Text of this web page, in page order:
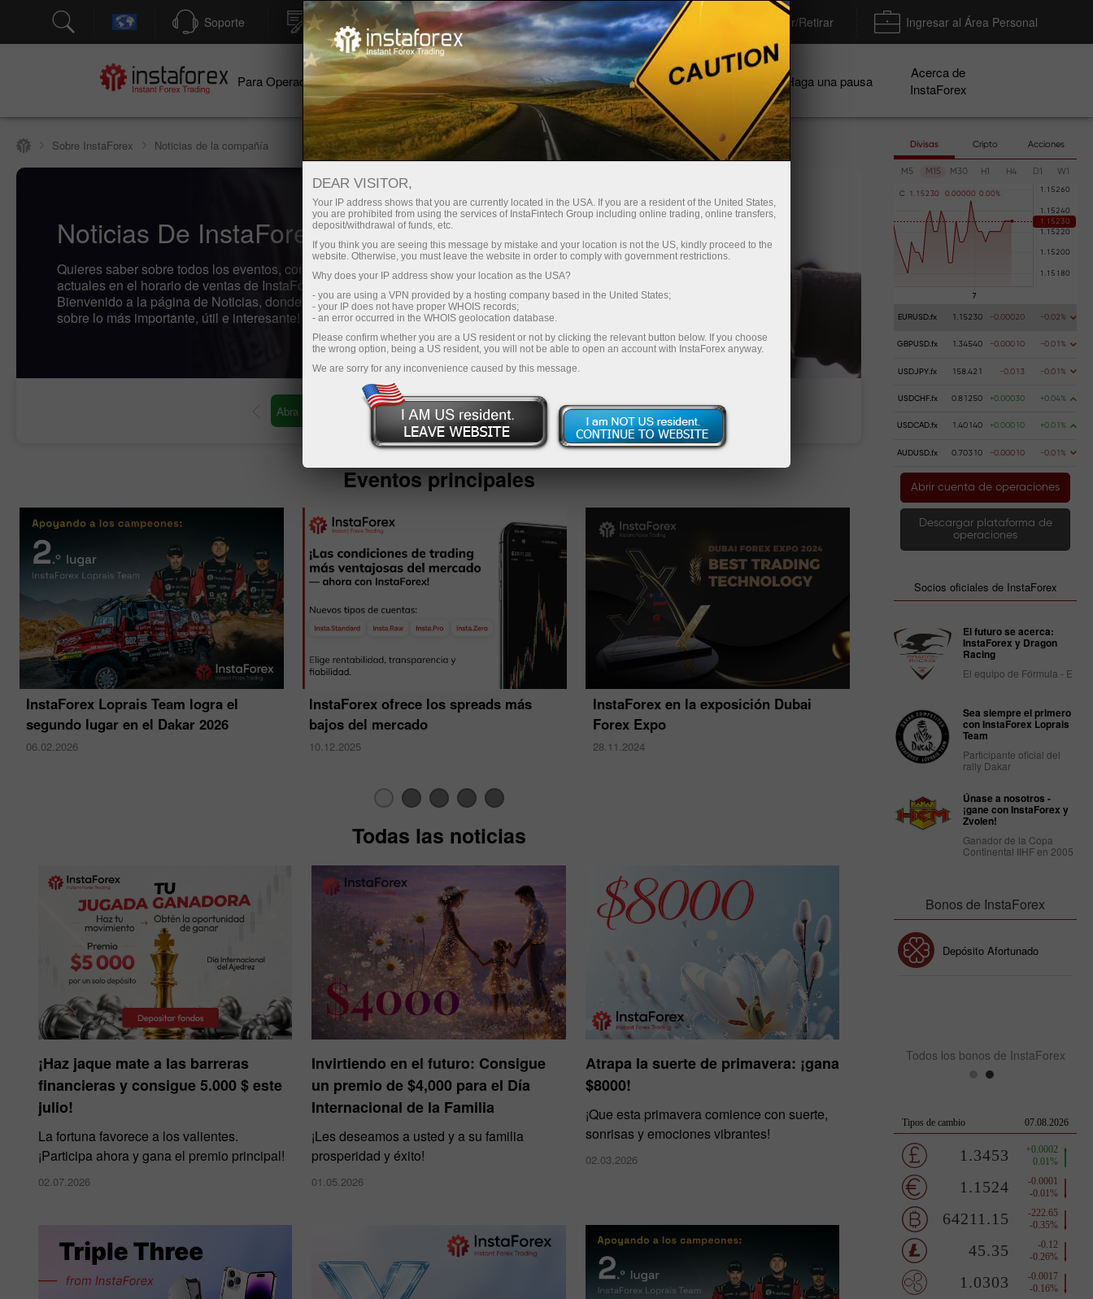
Soporte Apertura instantánea de la cuenta Plataforma comercial Depositar/Retirar Ingresar al Área Personal
Para Operadores Para Principiantes Para Inversionistas Para Socios Campañas Haga una pausa
Acerca de
InstaForex
Sobre InstaForex Noticias de la compañía
Noticias De InstaForex
Quieres saber sobre todos los eventos, concursos y cambios
actuales en el horario de ventas de InstaForex? ¡Entonces
Bienvenido a la página de Noticias, donde se publican materiales
sobre lo más importante, útil e interesante!
Deposite dinero
Eventos principales
InstaForex Loprais Team logra el
segundo lugar en el Dakar 2026
06.02.2026
InstaForex ofrece los spreads más
bajos del mercado
10.12.2025
InstaForex en la exposición Dubai
Forex Expo
28.11.2024
08.02.2023
Todas las noticias
¡Haz jaque mate a las barreras
financieras y consigue 5.000 $ este
julio!
La fortuna favorece a los valientes.
¡Participa ahora y gana el premio principal!
02.07.2026
Invirtiendo en el futuro: Consigue
un premio de $4,000 para el Día
Internacional de la Familia
¡Les deseamos a usted y a su familia
prosperidad y éxito!
01.05.2026
Atrapa la suerte de primavera: ¡gana
$8000!
¡Que esta primavera comience con suerte,
sonrisas y emociones vibrantes!
02.03.2026
Divisas Cripto Acciones
M5 M15 M30 H1 H4 D1 W1
C 1 . 1 52 30 0 .00000 0 .00%
EURUSD.fx 1.15230 -0.00020 -0.02%
GBPUSD.fx 1.34540 -0.00010 -0.01%
USDJPY.fx 158.421 -0.013 -0.01%
USDCHF.fx 0.81250 +0.00030 +0.04%
USDCAD.fx 1.40140 +0.00010 +0.01%
AUDUSD.fx 0.70310 -0.00010 -0.01%
Abrir cuenta de operaciones
Descargar plataforma de
operaciones
Socios oficiales de InstaForex
El futuro se acerca:
InstaForex y Dragon
Racing
El equipo de Fórmula - E
Sea siempre el primero
con InstaForex Loprais
Team
Participante oficial del
rally Dakar
Únase a nosotros -
¡gane con InstaForex y
Zvolen!
Ganador de la Copa
Continental IIHF en 2005
Bonos de InstaForex
Bono de 30%
Bono del Club InstaForex
Depósito Afortunado Bono de 30%
Bono del Club InstaForex
Depósito Afortunado
Todos los bonos de InstaForex
DEAR VISITOR,
Your IP address shows that you are currently located in the USA. If you are a resident of the United States,
you are prohibited from using the services of InstaFintech Group including online trading, online transfers,
deposit/withdrawal of funds, etc.
If you think you are seeing this message by mistake and your location is not the US, kindly proceed to the
website. Otherwise, you must leave the website in order to comply with government restrictions.
Why does your IP address show your location as the USA?
- you are using a VPN provided by a hosting company based in the United States;
- your IP does not have proper WHOIS records;
- an error occurred in the WHOIS geolocation database.
Please confirm whether you are a US resident or not by clicking the relevant button below. If you choose
the wrong option, being a US resident, you will not be able to open an account with InstaForex anyway.
We are sorry for any inconvenience caused by this message.